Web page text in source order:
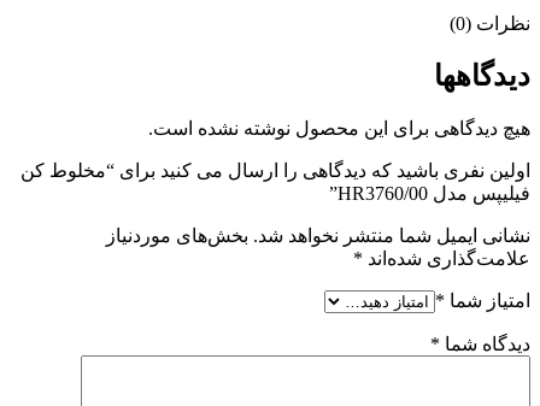
نظرات (0)
دیدگاهها
هیچ دیدگاهی برای این محصول نوشته نشده است.
اولین نفری باشید که دیدگاهی را ارسال می کنید برای “مخلوط کن
فیلیپس مدل HR3760/00”
نشانی ایمیل شما منتشر نخواهد شد. بخش‌های موردنیاز
علامت‌گذاری شده‌اند *
امتیاز شما *
دیدگاه شما *